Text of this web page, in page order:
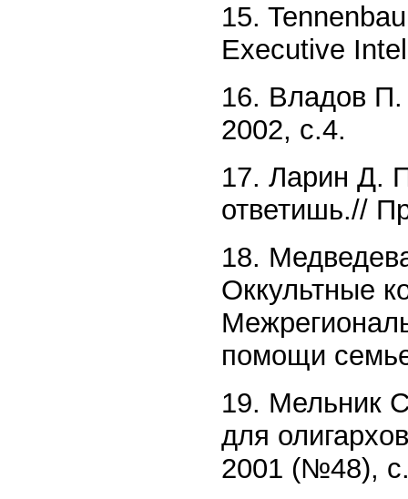
15.
Executive
16. Владов
2002, с.4.
17. Ларин Д.
ответишь.//
18.
Оккультные
помощи
19. Мельник
для
2001 (№48),